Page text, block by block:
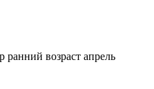
возраст апрель